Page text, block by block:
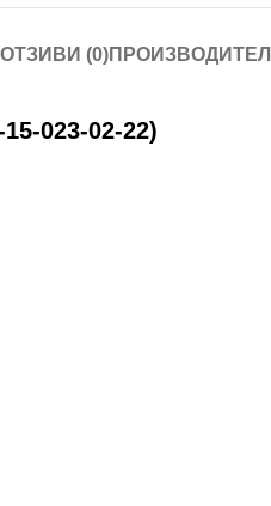
ОТЗИВИ (0)ПРОИЗВОДИТЕЛ
023-02-22)